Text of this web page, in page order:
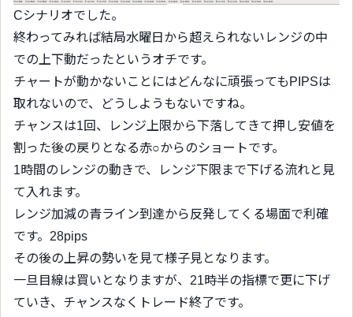
Cシナリオでした。
終わってみれば結局水曜日から超えられないレンジの中
での上下動だったというオチです。
チャートが動かないことにはどんなに頑張ってもPIPSは
取れないので、どうしようもないですね。
チャンスは1回、レンジ上限から下落してきて押し安値を
割った後の戻りとなる赤○からのショートです。
1時間のレンジの動きで、レンジ下限まで下げる流れと見
て入れます。
レンジ加減の青ライン到達から反発してくる場面で利確
です。28pips
その後の上昇の勢いを見て様子見となります。
一旦目線は買いとなりますが、21時半の指標で更に下げ
ていき、チャンスなくトレード終了です。